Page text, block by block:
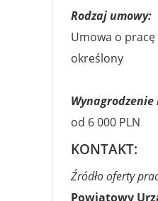
Rodzaj umowy:
Umowa o pracę
określony
od 6 000 PLN
KONTAKT:
Źródło oferty
Powiatowy